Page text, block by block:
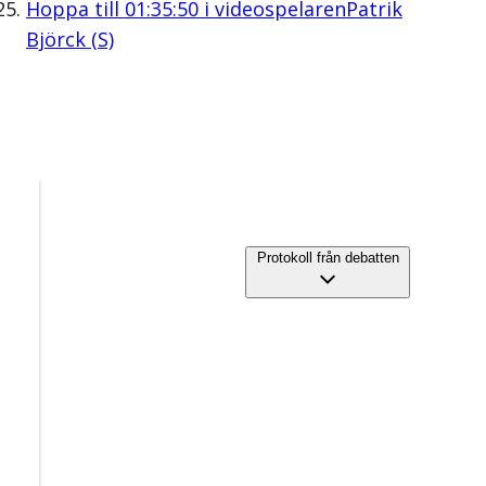
Hoppa till 01:35:50i videospelarenPatrik
Björck (S)
Protokoll från debatten